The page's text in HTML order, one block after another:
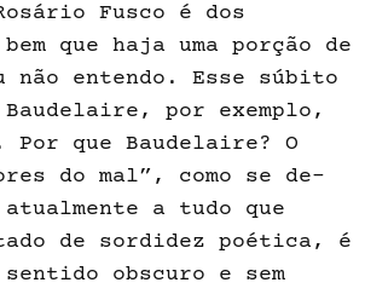
Fusco é dos
que haja uma porção de
não entendo. Esse súbito
por exemplo,
que Baudelaire? O
do mal”, como se de­
a tudo que
de sordidez poética, é
obscuro e sem